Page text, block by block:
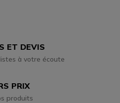
ET DEVIS
à votre écoute
PRIX
produits